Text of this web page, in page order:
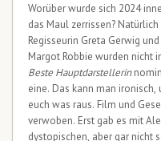
Worüber wurde sich 2024
das Maul zerrissen?
Regisseurin Greta Gerwig
Margot Robbie wurden nicht
Beste Hauptdarstellerin
eine. Das kann man
euch was raus. Film und
verwoben. Erst gab es mit
dystopischen, aber gar nicht